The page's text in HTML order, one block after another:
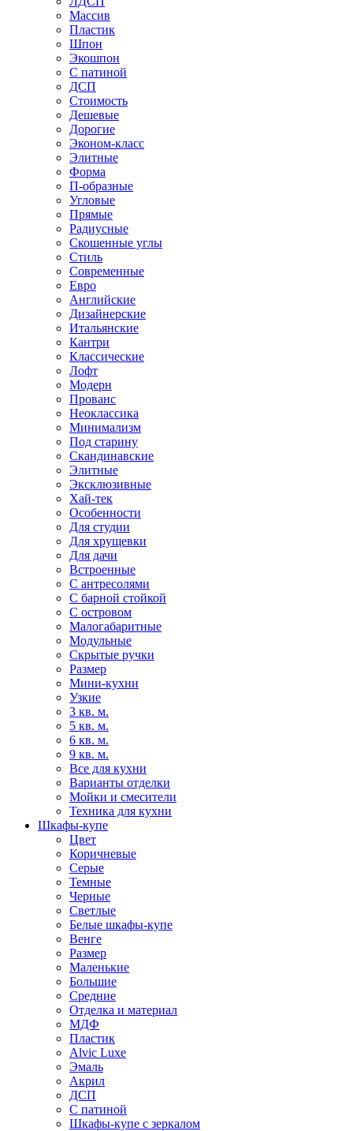
Массив
Пластик
Шпон
Экошпон
С патиной
ДСП
Стоимость
Дешевые
Дорогие
Эконом-класс
Элитные
Форма
П-образные
Угловые
Прямые
Радиусные
Скошенные углы
Стиль
Современные
Евро
Английские
Дизайнерские
Итальянские
Кантри
Классические
Лофт
Модерн
Прованс
Неоклассика
Минимализм
Под старину
Скандинавские
Элитные
Эксклюзивные
Хай-тек
Особенности
Для студии
Для хрущевки
Для дачи
Встроенные
С антресолями
С барной стойкой
С островом
Малогабаритные
Модульные
Скрытые ручки
Размер
Мини-кухни
Узкие
3 кв. м.
5 кв. м.
6 кв. м.
9 кв. м.
Все для кухни
Варианты отделки
Мойки и смесители
Техника для кухни
Шкафы-купе
Цвет
Коричневые
Серые
Темные
Черные
Светлые
Белые шкафы-купе
Венге
Размер
Маленькие
Большие
Средние
Отделка и материал
МДФ
Пластик
Alvic Luxe
Эмаль
Акрил
ДСП
С патиной
Шкафы-купе с зеркалом